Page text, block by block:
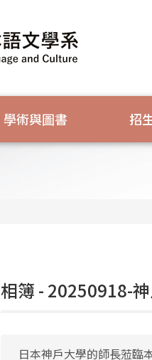
學術與圖書 招
相簿 - 20250918-
日本神戶大學的師長蒞臨